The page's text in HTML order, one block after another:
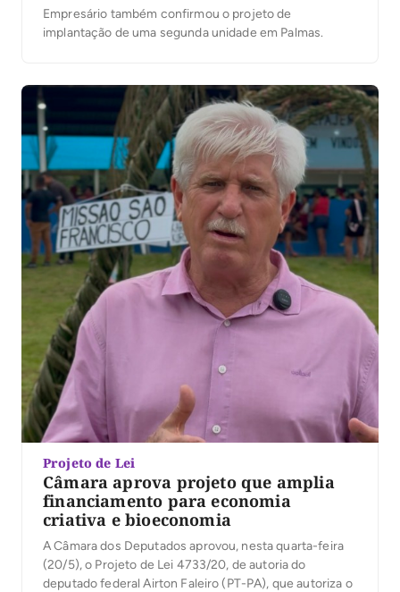
Empresário também confirmou o projeto de
implantação de uma segunda unidade em Palmas.
Projeto de Lei
Câmara aprova projeto que amplia
financiamento para economia
criativa e bioeconomia
A Câmara dos Deputados aprovou, nesta quarta-feira
(20/5), o Projeto de Lei 4733/20, de autoria do
deputado federal Airton Faleiro (PT-PA), que autoriza o